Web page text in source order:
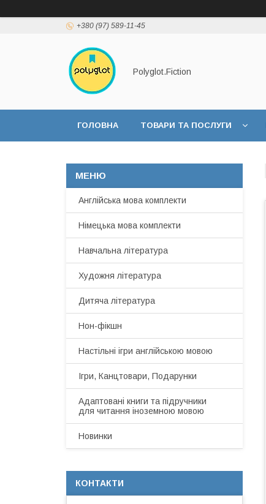
+380 (97) 589-11-45
Polyglot.Fiction
ГОЛОВНА ТОВАРИ ТА ПОСЛУГИ
Англійська мова комплекти
Німецька мова комплекти
Навчальна література
Художня література
Дитяча література
Нон-фікшн
Настільні ігри англійською мовою
Ігри, Канцтовари, Подарунки
Адаптовані книги та підручники
для читання іноземною мовою
Новинки
КОНТАКТИ